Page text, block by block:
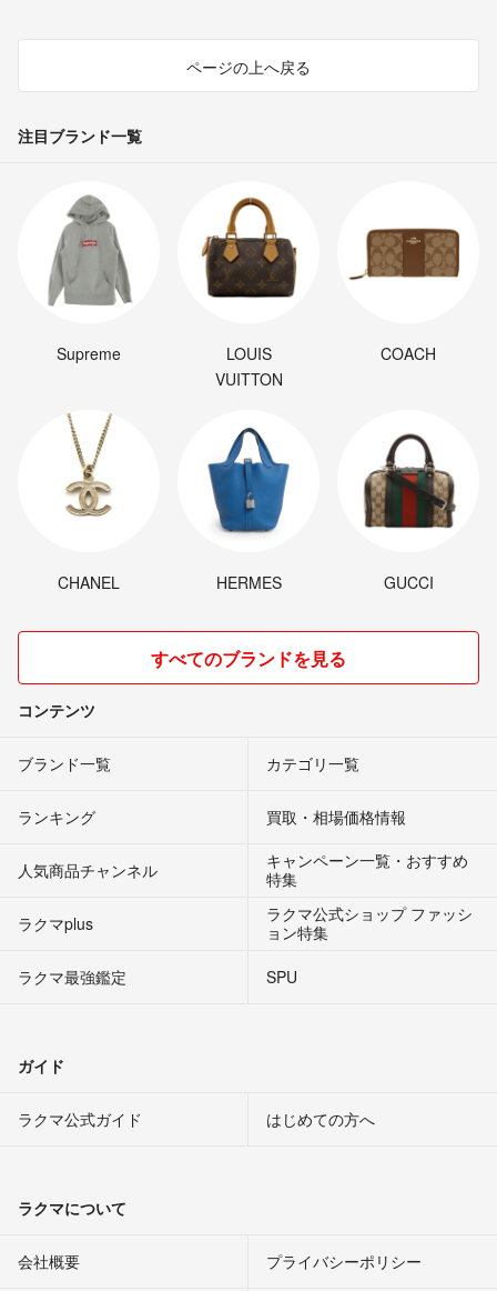
ページの上へ戻る
注目ブランド一覧
Supreme
LOUIS
VUITTON
COACH
CHANEL HERMES GUCCI
すべてのブランドを見る
コンテンツ
ブランド一覧 カテゴリ一覧
ランキング 買取・相場価格情報
人気商品チャンネル
キャンペーン一覧・おすすめ
特集
ラクマplus
ラクマ公式ショップ ファッシ
ョン特集
ラクマ最強鑑定
SPU
ガイド
ラクマ公式ガイド はじめての方へ
ラクマについて
会社概要 プライバシーポリシー